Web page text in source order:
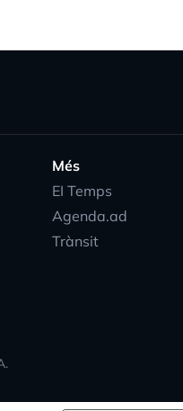
Més
EI Temps
Agenda.ad
Trànsit